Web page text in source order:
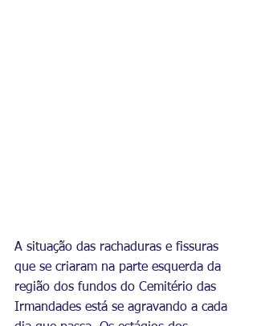
A situação das rachaduras e fissuras
que se criaram na parte esquerda da
região dos fundos do Cemitério das
Irmandades está se agravando a cada